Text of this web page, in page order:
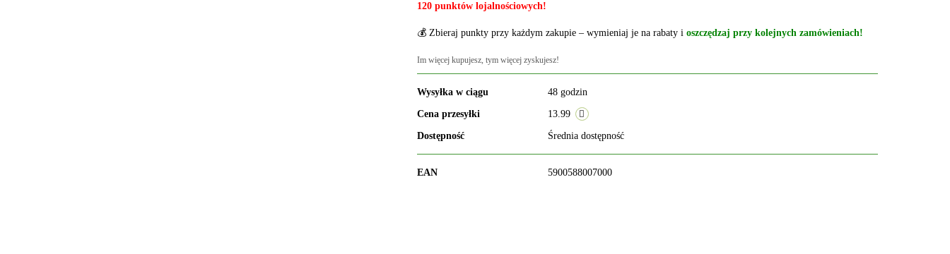
120 punktów lojalnościowych!
💰 Zbieraj punkty przy każdym zakupie – wymieniaj je na rabaty i oszczędzaj przy kolejnych zamówieniach!
Im więcej kupujesz, tym więcej zyskujesz!
Wysyłka w ciągu 48 godzin
Cena przesyłki 13.99
Dostępność Średnia dostępność
EAN 5900588007000